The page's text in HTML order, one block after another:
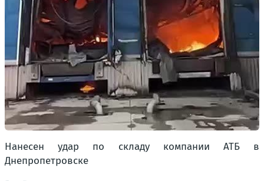
Нанесен удар по складу компании АТБ в
Днепропетровске